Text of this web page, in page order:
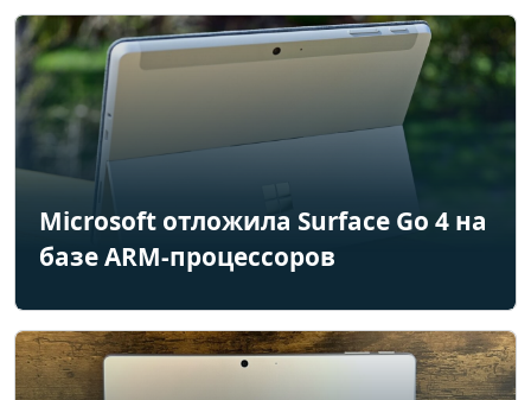
Microsoft отложила Surface Go 4 на
базе ARM-процессоров